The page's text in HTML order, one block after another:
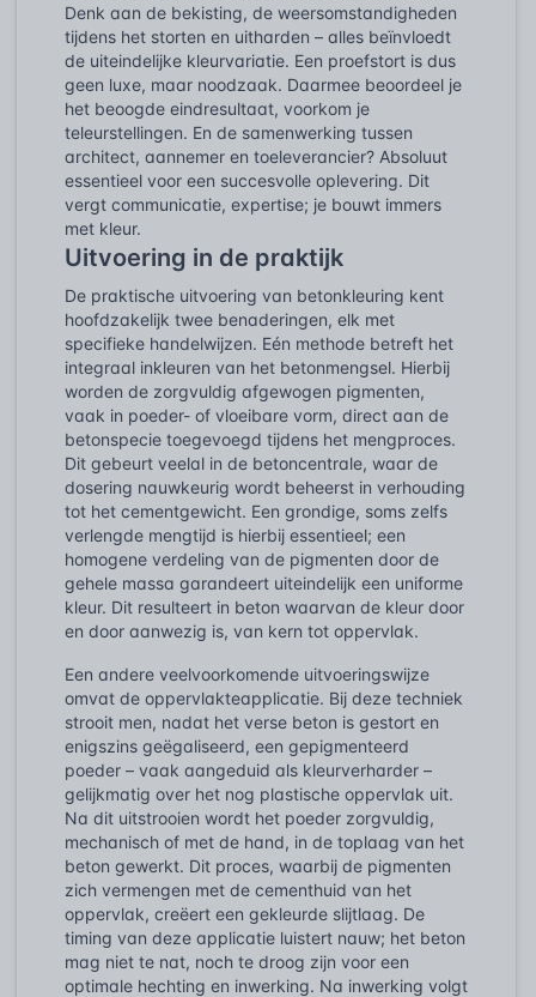
Denk aan de bekisting, de weersomstandigheden
tijdens het storten en uitharden – alles beïnvloedt
de uiteindelijke kleurvariatie. Een proefstort is dus
geen luxe, maar noodzaak. Daarmee beoordeel je
het beoogde eindresultaat, voorkom je
teleurstellingen. En de samenwerking tussen
architect, aannemer en toeleverancier? Absoluut
essentieel voor een succesvolle oplevering. Dit
vergt communicatie, expertise; je bouwt immers
met kleur.
Uitvoering in de praktijk
De praktische uitvoering van betonkleuring kent
hoofdzakelijk twee benaderingen, elk met
specifieke handelwijzen. Eén methode betreft het
integraal inkleuren van het betonmengsel. Hierbij
worden de zorgvuldig afgewogen pigmenten,
vaak in poeder- of vloeibare vorm, direct aan de
betonspecie toegevoegd tijdens het mengproces.
Dit gebeurt veelal in de betoncentrale, waar de
dosering nauwkeurig wordt beheerst in verhouding
tot het cementgewicht. Een grondige, soms zelfs
verlengde mengtijd is hierbij essentieel; een
homogene verdeling van de pigmenten door de
gehele massa garandeert uiteindelijk een uniforme
kleur. Dit resulteert in beton waarvan de kleur door
en door aanwezig is, van kern tot oppervlak.
Een andere veelvoorkomende uitvoeringswijze
omvat de oppervlakteapplicatie. Bij deze techniek
strooit men, nadat het verse beton is gestort en
enigszins geëgaliseerd, een gepigmenteerd
poeder – vaak aangeduid als kleurverharder –
gelijkmatig over het nog plastische oppervlak uit.
Na dit uitstrooien wordt het poeder zorgvuldig,
mechanisch of met de hand, in de toplaag van het
beton gewerkt. Dit proces, waarbij de pigmenten
zich vermengen met de cementhuid van het
oppervlak, creëert een gekleurde slijtlaag. De
timing van deze applicatie luistert nauw; het beton
mag niet te nat, noch te droog zijn voor een
optimale hechting en inwerking. Na inwerking volgt